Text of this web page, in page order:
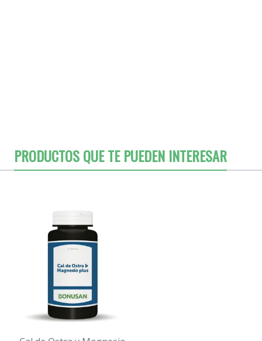
PRODUCTOS QUE TE PUEDEN INTERESAR